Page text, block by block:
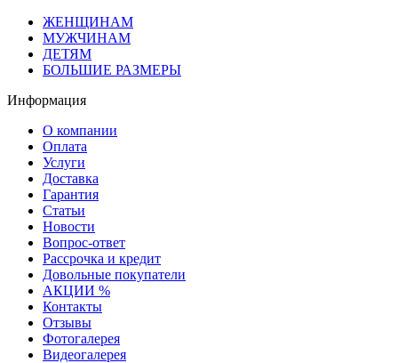
ЖЕНЩИНАМ
МУЖЧИНАМ
ДЕТЯМ
БОЛЬШИЕ РАЗМЕРЫ
Информация
О компании
Оплата
Услуги
Доставка
Гарантия
Статьи
Новости
Вопрос-ответ
Рассрочка и кредит
Довольные покупатели
АКЦИИ %
Контакты
Отзывы
Фотогалерея
Видеогалерея